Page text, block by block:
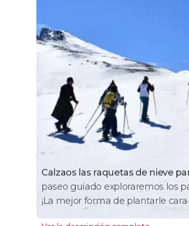
Calzaos las raquetas de nieve
paseo guiado exploraremos los
¡La mejor forma de plantarle cara